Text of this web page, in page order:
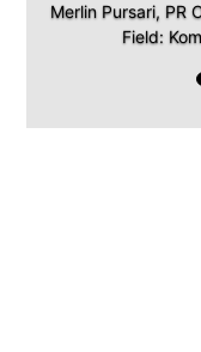
Merlin Pursari, PR
Field: